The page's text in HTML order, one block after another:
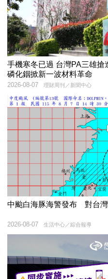
手機寒冬已過 台灣PA三雄
磷化銦掀新一波材料革命
理財周刊／新聞中心
2026-08-07
中颱白海豚海警發布 對台
生活中心／綜合報導
2026-08-07